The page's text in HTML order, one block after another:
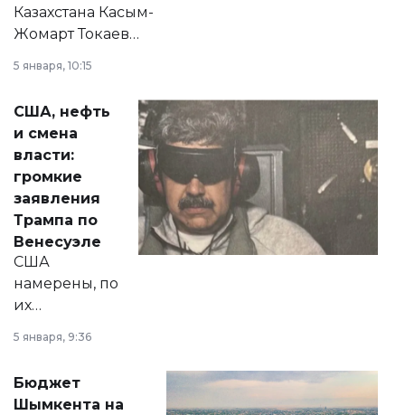
Казахстана Касым-
Жомарт Токаев
сразу несколько
актуальных тем —
от слухов о
политических
реформах до
вопросов армии,
экономики и
личного здоровья.
5 января, 10:15
США, нефть
и смена
власти:
громкие
заявления
Трампа по
Венесуэле
США
намерены, по
их
принести
народу
5 января, 9:36
Бюджет
Шымкента на